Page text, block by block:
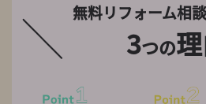
無料リフォーム相
3つの